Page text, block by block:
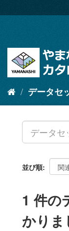
キ
データセ
並び順
1 件の
かりま